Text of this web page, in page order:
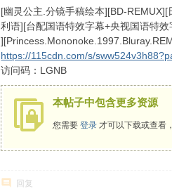
[幽灵公主.分镜手稿绘本][BD-
利语][台配国语特效字幕+央视国语特
https://115cdn.com/s/
访问码：LGNB
本帖子中包含更多资源
您需要登录 才可以下载或查看
回复